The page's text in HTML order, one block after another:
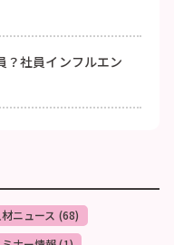
？社員インフルエン
材ニュース (68)